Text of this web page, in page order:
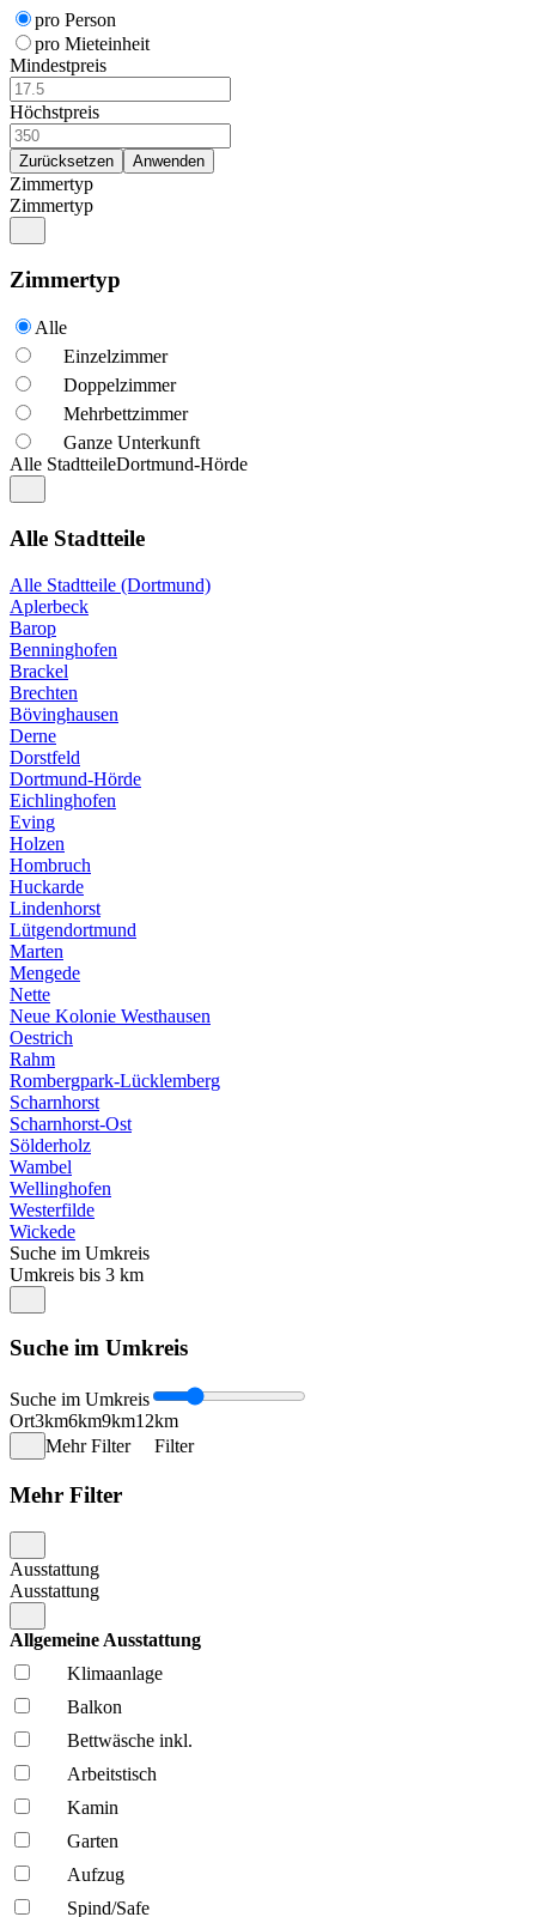
pro Person
pro Mieteinheit
Mindestpreis
Höchstpreis
Zimmertyp
Zimmertyp
Zimmertyp
Alle
Einzelzimmer
Doppelzimmer
Mehrbettzimmer
Ganze Unterkunft
Alle StadtteileDortmund-Hörde
Alle Stadtteile
Alle Stadtteile (Dortmund)
Aplerbeck
Barop
Benninghofen
Brackel
Brechten
Bövinghausen
Derne
Dorstfeld
Dortmund-Hörde
Eichlinghofen
Eving
Holzen
Hombruch
Huckarde
Lindenhorst
Lütgendortmund
Marten
Mengede
Nette
Neue Kolonie Westhausen
Oestrich
Rahm
Rombergpark-Lücklemberg
Scharnhorst
Scharnhorst-Ost
Sölderholz
Wambel
Wellinghofen
Westerfilde
Wickede
Suche im Umkreis
Umkreis bis 3 km
Suche im Umkreis
Suche im Umkreis
Ort3km6km9km12km
Mehr Filter
Filter
Mehr Filter
Ausstattung
Ausstattung
Allgemeine Ausstattung
Klima­anlage
Balkon
Bettwäsche inkl.
Arbeitstisch
Kamin
Garten
Aufzug
Spind/Safe